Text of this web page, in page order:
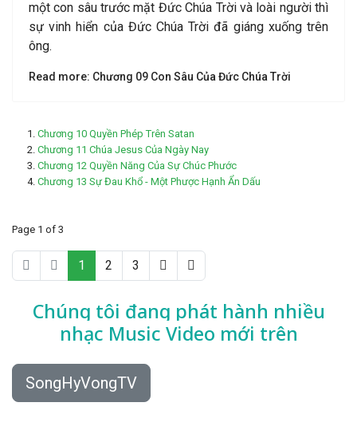
một con sâu trước mặt Đức Chúa Trời và loài người thì
sự vinh hiển của Đức Chúa Trời đã giáng xuống trên
ông.
Read more: Chương 09 Con Sâu Của Đức Chúa Trời
Chương 10 Quyền Phép Trên Satan
Chương 11 Chúa Jesus Của Ngày Nay
Chương 12 Quyền Năng Của Sự Chúc Phước
Chương 13 Sự Đau Khổ - Một Phược Hạnh Ẩn Dấu
Page 1 of 3
1 2 3
Chúng tôi đang phát hành nhiều
nhạc Music Video mới trên
SongHyVongTV